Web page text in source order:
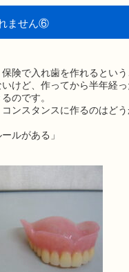
ません⑥
険で入れ歯を作れるという
いけど、作ってから半年経
のです。
ンスタンスに作るのはど
ルがある」